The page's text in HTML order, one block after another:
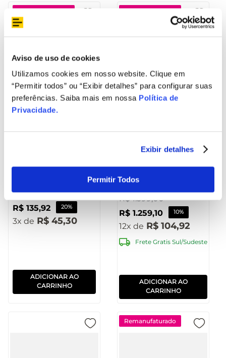
Aviso de uso de cookies
Utilizamos cookies em nosso website. Clique em
“Permitir todos” ou “Exibir detalhes” para configurar suas
preferências. Saiba mais em nossa Política de
Privacidade.
Exibir detalhes
Permitir Todos
Remanufaturado
Bluetooth Preto
[Reembalado]
R$ 169,90
R$ 135,92 20%
3 R$ 45,30
ADICIONAR AO
CARRINHO
Remanufaturado
Caixa de Som
BT/USB/AUX/TWS
Pulse - SP620OUT
[Reembalado]
R$ 1.399,00
R$ 1.259,10 10%
12 R$ 104,92
Frete Gratis Sul/Sudeste
ADICIONAR AO
CARRINHO
Remanufaturado